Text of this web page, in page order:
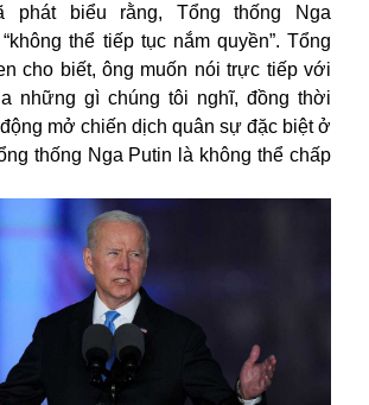
phát biểu rằng, Tổng thống Nga
thể tiếp tục nắm quyền”. Tổng
cho biết, ông muốn nói trực tiếp với
những gì chúng tôi nghĩ, đồng thời
mở chiến dịch quân sự đặc biệt ở
thống Nga Putin là không thể chấp